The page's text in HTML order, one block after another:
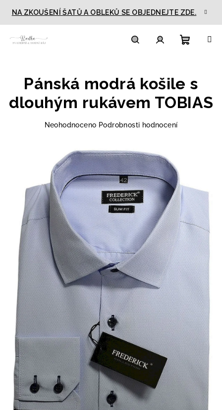
obsah
NA ZKOUŠENÍ ŠATŮ A OBLEKŮ SE OBJEDNEJTE ZDE.
košík
Pánská modrá košile s
dlouhým rukávem TOBIAS
Průměrné
0,0
5
hvězdiček.
Neohodnoceno Podrobnosti hodnocení